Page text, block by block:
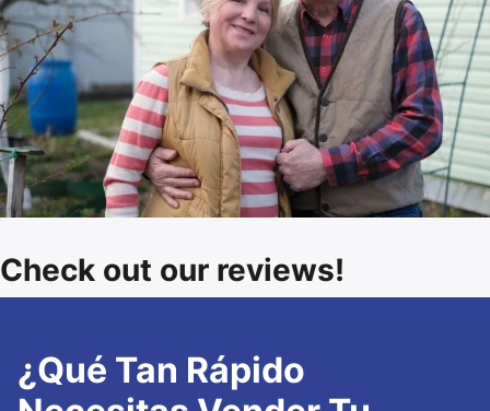
Check out our reviews!
¿Qué Tan Rápido